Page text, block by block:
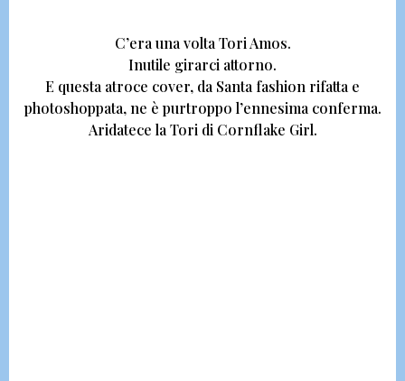
C’era una volta Tori Amos.
Inutile girarci attorno.
E questa atroce cover, da Santa fashion rifatta e
photoshoppata, ne è purtroppo l’ennesima conferma.
Aridatece la Tori di Cornflake Girl.